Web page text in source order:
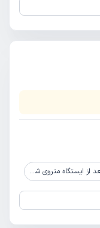
احمدیان - خیابان شهید احدزاده - نبش گلستان